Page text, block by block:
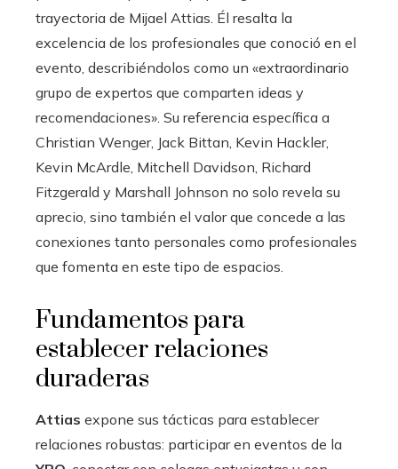
trayectoria de Mijael Attias. Él resalta la
excelencia de los profesionales que conoció en el
evento, describiéndolos como un «extraordinario
grupo de expertos que comparten ideas y
recomendaciones». Su referencia específica a
Christian Wenger, Jack Bittan, Kevin Hackler,
Kevin McArdle, Mitchell Davidson, Richard
Fitzgerald y Marshall Johnson no solo revela su
aprecio, sino también el valor que concede a las
conexiones tanto personales como profesionales
que fomenta en este tipo de espacios.
Fundamentos para
establecer relaciones
duraderas
Attias expone sus tácticas para establecer
relaciones robustas: participar en eventos de la